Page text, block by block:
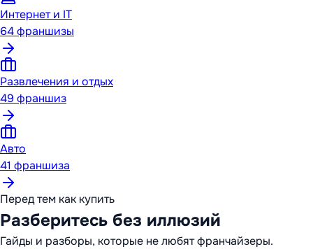
Интернет и IT
64франшизы
Развлечения и отдых
49 франшиз
Авто
41 франшиза
Перед тем как купить
Разберитесь без иллюзий
Гайды и разборы, которые не любят франчайзеры.